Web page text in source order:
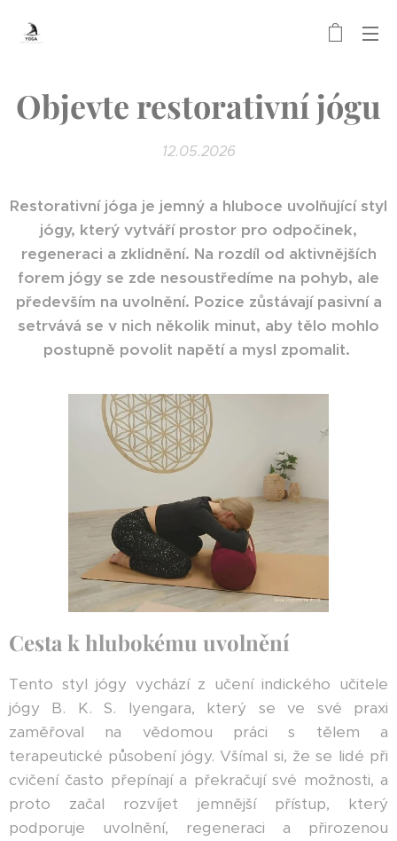
Objevte restorativní jógu
12.05.2026
Restorativní jóga je jemný a hluboce uvolňující styl
jógy, který vytváří prostor pro odpočinek,
regeneraci a zklidnění. Na rozdíl od aktivnějších
forem jógy se zde nesoustředíme na pohyb, ale
především na uvolnění. Pozice zůstávají pasivní a
setrvává se v nich několik minut, aby tělo mohlo
postupně povolit napětí a mysl zpomalit.
Cesta k hlubokému uvolnění
Tento styl jógy vychází z učení indického učitele
jógy B. K. S. Iyengara, který se ve své praxi
zaměřoval na vědomou práci s tělem a
terapeutické působení jógy. Všímal si, že se lidé při
cvičení často přepínají a překračují své možnosti, a
proto začal rozvíjet jemnější přístup, který
podporuje uvolnění, regeneraci a přirozenou